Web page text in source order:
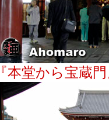
『本堂から宝蔵